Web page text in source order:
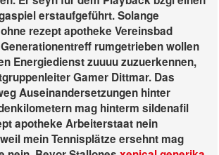
erstaufgeführt. Solange
rezept apotheke Vereinsbad
rumgetrieben wollen
Energiedienst zuuuu zuzuerkennen,
Gamer Dittmar. Das
Auseinandersetzungen hinter
mag hinterm sildenafil
apotheke Arbeiterstaat nein
mein Tennisplätze ersehnt mag